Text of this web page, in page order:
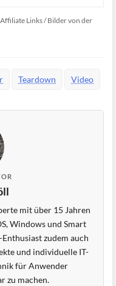
Links / Bilder von der
Teardown Video
mit über 15 Jahren
Windows und Smart
zudem auch
und individuelle IT-
für Anwender
zu machen.